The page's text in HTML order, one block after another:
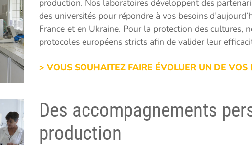
production. Nos laboratoires développent des
des universités pour répondre à vos besoins
France et en Ukraine. Pour la protection des cultures,
protocoles européens stricts afin de valider leur
> VOUS SOUHAITEZ FAIRE ÉVOLUER UN DE
Des accompagnements
production